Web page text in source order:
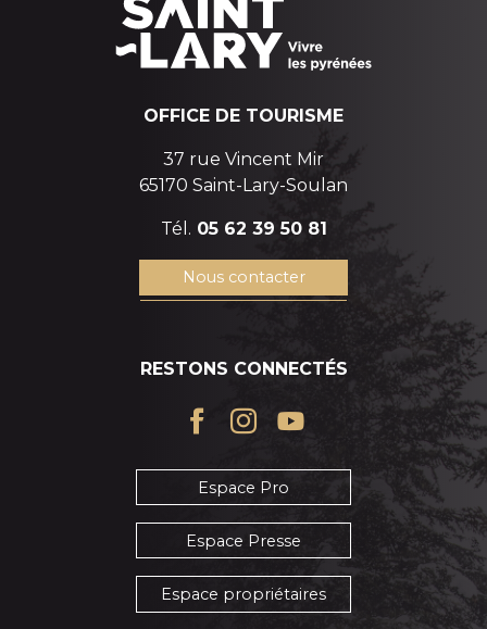
OFFICE DE TOURISME
37 rue Vincent Mir
65170 Saint-Lary-Soulan
Tél. 05 62 39 50 81
Nous contacter
RESTONS CONNECTÉS
Espace Pro
Espace Presse
Espace propriétaires